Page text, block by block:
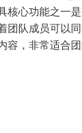
核心功能之一
团队成员可以
容，非常适合